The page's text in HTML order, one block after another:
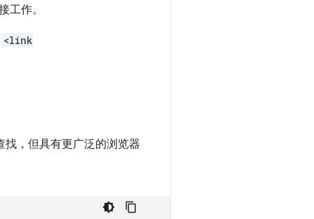
工作。
<link
，但具有更广泛的浏览器